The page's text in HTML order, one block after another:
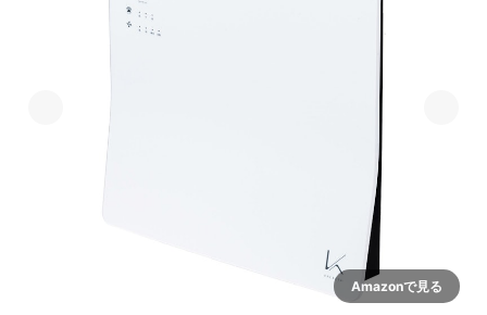
Amazonで見る